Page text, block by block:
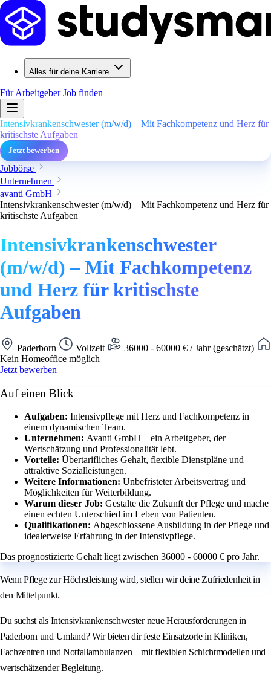
Alles für deine Karriere
Für ArbeitgeberJob finden
Intensivkrankenschwester (m/w/d) – Mit Fachkompetenz und Herz für
kritischste Aufgaben
Jetzt bewerben
Jobbörse
Unternehmen
avanti GmbH
Intensivkrankenschwester (m/w/d) – Mit Fachkompetenz und Herz für
kritischste Aufgaben
Intensivkrankenschwester
(m/w/d) – Mit Fachkompetenz
und Herz für kritischste
Aufgaben
Paderborn Vollzeit
36000 - 60000 € / Jahr (geschätzt)
Kein Homeoffice möglich
Jetzt bewerben
Auf einen Blick
Aufgaben: Intensivpflege mit Herz und Fachkompetenz in
einem dynamischen Team.
Unternehmen: Avanti GmbH – ein Arbeitgeber, der
Wertschätzung und Professionalität lebt.
Vorteile: Übertarifliches Gehalt, flexible Dienstpläne und
attraktive Sozialleistungen.
Weitere Informationen: Unbefristeter Arbeitsvertrag und
Möglichkeiten für Weiterbildung.
Warum dieser Job: Gestalte die Zukunft der Pflege und mache
einen echten Unterschied im Leben von Patienten.
Qualifikationen: Abgeschlossene Ausbildung in der Pflege und
idealerweise Erfahrung in der Intensivpflege.
Das prognostizierte Gehalt liegt zwischen 36000 - 60000 € pro Jahr.
Wenn Pflege zur Höchstleistung wird, stellen wir deine Zufriedenheit in
den Mittelpunkt.
Du suchst als Intensivkrankenschwester neue Herausforderungen in
Paderborn und Umland? Wir bieten dir feste Einsatzorte in Kliniken,
Fachzentren und Notfallambulanzen – mit flexiblen Schichtmodellen und
wertschätzender Begleitung.